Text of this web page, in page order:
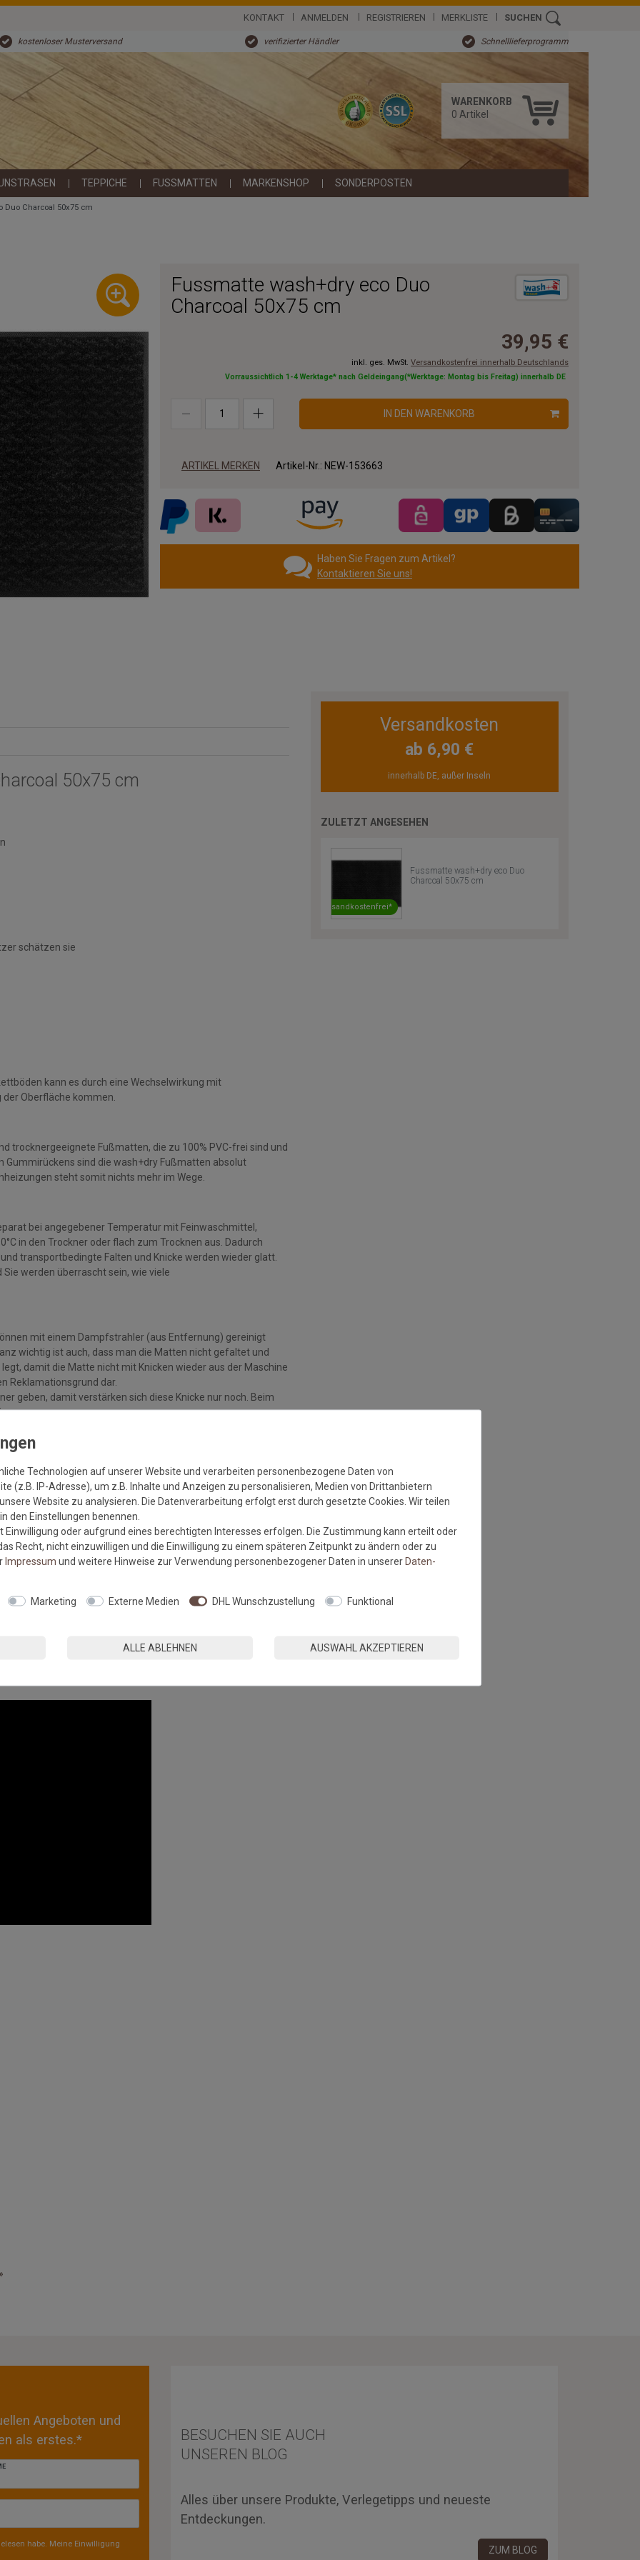
KONTAKT ANMELDEN REGISTRIEREN MERKLISTE SUCHEN
kostenloser Musterversand verifizierter Händler Schnelllieferprogramm
WARENKORB
0 Artikel
TEPPICHE FUSSMATTEN MARKENSHOP SONDERPOSTEN
Duo Charcoal 50x75 cm
Fussmatte wash+dry eco Duo
Charcoal 50x75 cm
39,95 €
inkl. ges. MwSt. Versandkostenfrei innerhalb Deutschlands
Vorraussichtlich 1-4 Werktage* nach Geldeingang(*Werktage: Montag bis Freitag) innerhalb DE
IN DEN WARENKORB
ARTIKEL MERKEN Artikel-Nr.: NEW-153663
Haben Sie Fragen zum Artikel?
Kontaktieren Sie uns!
50x75 cm
schätzen sie
kann es durch eine Wechselwirkung mit
Oberfläche kommen.
trocknergeeignete Fußmatten, die zu 100% PVC-frei sind und
Gummirückens sind die wash+dry Fußmatten absolut
steht somit nichts mehr im Wege.
bei angegebener Temperatur mit Feinwaschmittel,
in den Trockner oder flach zum Trocknen aus. Dadurch
transportbedingte Falten und Knicke werden wieder glatt.
werden überrascht sein, wie viele
mit einem Dampfstrahler (aus Entfernung) gereinigt
wichtig ist auch, dass man die Matten nicht gefaltet und
damit die Matte nicht mit Knicken wieder aus der Maschine
Reklamationsgrund dar.
geben, damit verstärken sich diese Knicke nur noch. Beim
ein zum großen Teil von Hand gefertigtes Produkt. Aus
eine produktionsbedingte Größentoleranz von +/- 5% vor.
und trockenen, festen Untergrund liegt, um eine
die Haftkraft des Gummis und vermindert die Gefahr von
und von offenem Feuer ferngehalten wird.
es durch Wechselwirkungen mit gummibeschichteten
in der EU hergestellt.
Versandkosten
ab 6,90 €
innerhalb DE, außer Inseln
ZULETZT ANGESEHEN
Versandkostenfrei*
Fussmatte wash+dry eco Duo
Charcoal 50x75 cm
Angeboten und
als erstes.*
habe. Meine Einwilligung
BESUCHEN SIE AUCH
UNSEREN BLOG
Alles über unsere Produkte, Verlegetipps und neueste
Entdeckungen.
ZUM BLOG
Technologien auf unserer Website und verarbeiten personenbezogene Daten von
(z.B. IP-Adresse), um z.B. Inhalte und Anzeigen zu personalisieren, Medien von Drittanbietern
Website zu analysieren. Die Datenverarbeitung erfolgt erst durch gesetzte Cookies. Wir teilen
den Einstellungen benennen.
Einwilligung oder aufgrund eines berechtigten Interesses erfolgen. Die Zustimmung kann erteilt oder
Recht, nicht einzuwilligen und die Einwilligung zu einem späteren Zeitpunkt zu ändern oder zu
Impressum und weitere Hinweise zur Verwendung personenbezogener Daten in unsererDaten­
Marketing Externe Medien DHL Wunschzustellung Funktional
ALLE ABLEHNEN AUSWAHL AKZEPTIEREN